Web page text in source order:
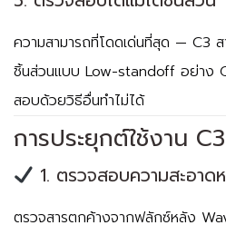
ความสามารถที่โดดเด่นที่สุด — C3
ชิ้นส่วนแบบ Low-standoff อย่าง
สอบด้วยวิธีอื่นทำไม่ได้
การประยุกต์ใช้งาน
1. ตรวจสอบความสะอาด
ตรวจสารตกค้างจากฟลักซ์หลัง